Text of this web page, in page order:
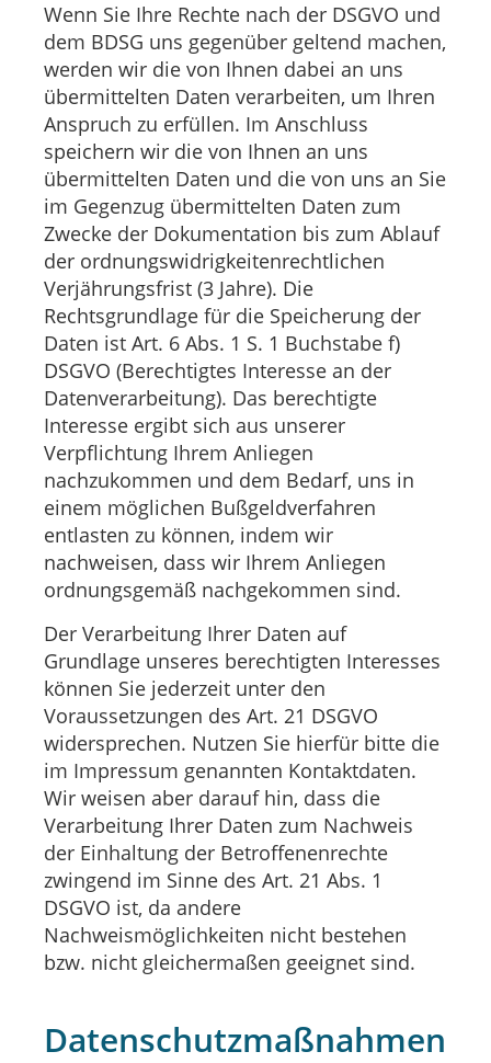
Wenn Sie Ihre Rechte nach der DSGVO und
dem BDSG uns gegenüber geltend machen,
werden wir die von Ihnen dabei an uns
übermittelten Daten verarbeiten, um Ihren
Anspruch zu erfüllen. Im Anschluss
speichern wir die von Ihnen an uns
übermittelten Daten und die von uns an Sie
im Gegenzug übermittelten Daten zum
Zwecke der Dokumentation bis zum Ablauf
der ordnungswidrigkeitenrechtlichen
Verjährungsfrist (3 Jahre). Die
Rechtsgrundlage für die Speicherung der
Daten ist Art. 6 Abs. 1 S. 1 Buchstabe f)
DSGVO (Berechtigtes Interesse an der
Datenverarbeitung). Das berechtigte
Interesse ergibt sich aus unserer
Verpflichtung Ihrem Anliegen
nachzukommen und dem Bedarf, uns in
einem möglichen Bußgeldverfahren
entlasten zu können, indem wir
nachweisen, dass wir Ihrem Anliegen
ordnungsgemäß nachgekommen sind.
Der Verarbeitung Ihrer Daten auf
Grundlage unseres berechtigten Interesses
können Sie jederzeit unter den
Voraussetzungen des Art. 21 DSGVO
widersprechen. Nutzen Sie hierfür bitte die
im Impressum genannten Kontaktdaten.
Wir weisen aber darauf hin, dass die
Verarbeitung Ihrer Daten zum Nachweis
der Einhaltung der Betroffenenrechte
zwingend im Sinne des Art. 21 Abs. 1
DSGVO ist, da andere
Nachweismöglichkeiten nicht bestehen
bzw. nicht gleichermaßen geeignet sind.
Datenschutzmaßnahmen